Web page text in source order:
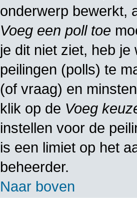
onderwerp bewerkt,
Voeg een poll toe
je dit niet ziet, heb
peilingen (polls) te
(of vraag) en
klik op de Voeg
instellen voor de
is een limiet op het
beheerder.
Naar boven